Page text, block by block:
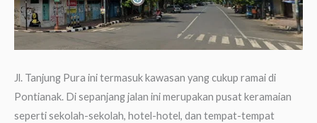
Jl. Tanjung Pura ini termasuk kawasan yang cukup ramai di
Pontianak. Di sepanjang jalan ini merupakan pusat keramaian
seperti sekolah-sekolah, hotel-hotel, dan tempat-tempat